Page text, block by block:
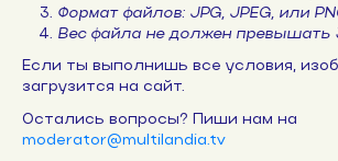
Формат файлов: JPG, JPEG, или
Вес файла не должен превышать
Если ты выполнишь все условия,
загрузится на сайт.
Остались вопросы? Пиши нам на
moderator@multilandia.tv